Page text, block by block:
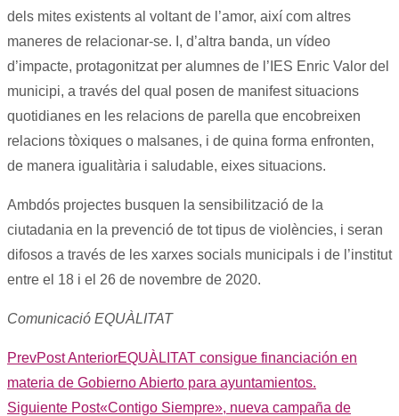
dels mites existents al voltant de l’amor, així com altres
maneres de relacionar-se. I, d’altra banda, un vídeo
d’impacte, protagonitzat per alumnes de l’IES Enric Valor del
municipi, a través del qual posen de manifest situacions
quotidianes en les relacions de parella que encobreixen
relacions tòxiques o malsanes, i de quina forma enfronten,
de manera igualitària i saludable, eixes situacions.
Ambdós projectes busquen la sensibilització de la
ciutadania en la prevenció de tot tipus de violències, i seran
difosos a través de les xarxes socials municipals i de l’institut
entre el 18 i el 26 de novembre de 2020.
Comunicació EQUÀLITAT
PrevPost AnteriorEQUÀLITAT consigue financiación en
materia de Gobierno Abierto para ayuntamientos.
Siguiente Post«Contigo Siempre», nueva campaña de